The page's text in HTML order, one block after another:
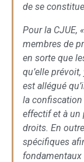
de se
Pour la CJUE,
membres de
en sorte que
qu’elle
est allégué
la confiscation
effectif et à un
droits. En
spécifiques
fondamentaux